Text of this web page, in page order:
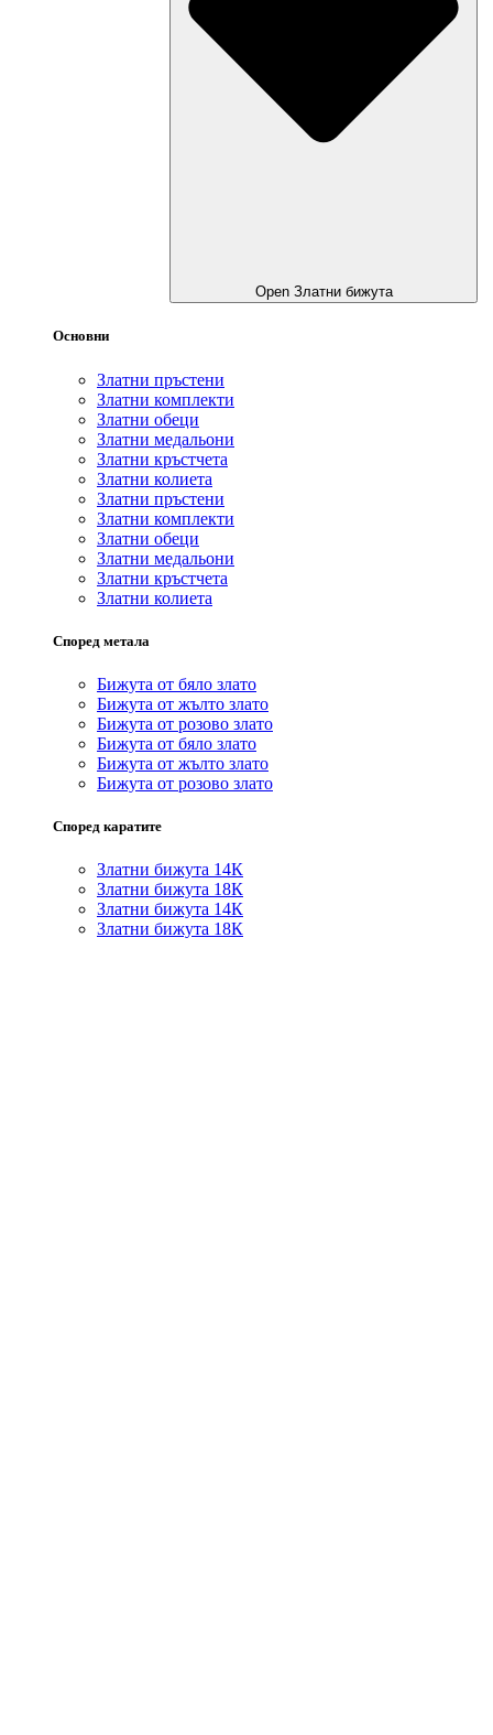
Open Златни бижута
Основни
Златни пръстени
Златни комплекти
Златни обеци
Златни медальони
Златни кръстчета
Златни колиета
Златни пръстени
Златни комплекти
Златни обеци
Златни медальони
Златни кръстчета
Златни колиета
Според метала
Бижута от бяло злато
Бижута от жълто злато
Бижута от розово злато
Бижута от бяло злато
Бижута от жълто злато
Бижута от розово злато
Според каратите
Златни бижута 14К
Златни бижута 18К
Златни бижута 14К
Златни бижута 18К